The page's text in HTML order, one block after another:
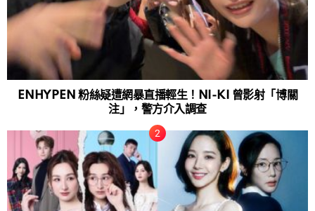
ENHYPEN 粉絲疑遭網暴直播輕生！NI-KI 曾影射「博關
注」，警方介入調查